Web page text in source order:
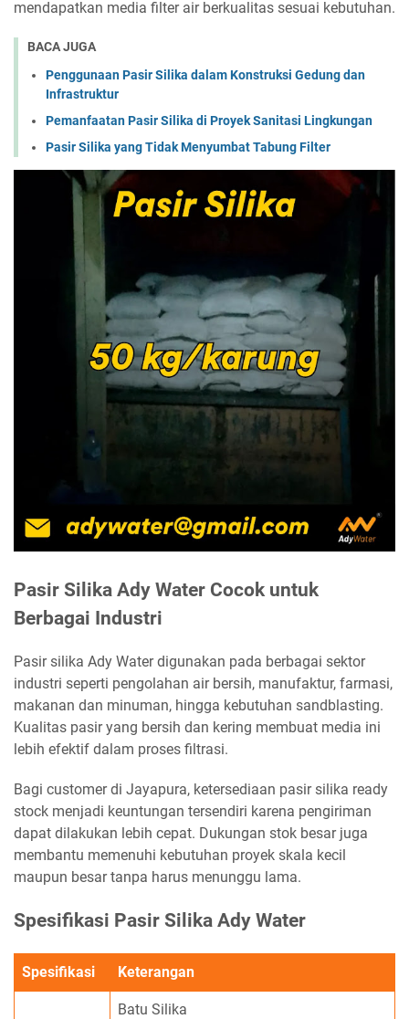
mendapatkan media filter air berkualitas sesuai kebutuhan.
BACA JUGA
Penggunaan Pasir Silika dalam Konstruksi Gedung dan
Infrastruktur
Pemanfaatan Pasir Silika di Proyek Sanitasi Lingkungan
Pasir Silika yang Tidak Menyumbat Tabung Filter
Pasir Silika Ady Water Cocok untuk
Berbagai Industri
Pasir silika Ady Water digunakan pada berbagai sektor
industri seperti pengolahan air bersih, manufaktur, farmasi,
makanan dan minuman, hingga kebutuhan sandblasting.
Kualitas pasir yang bersih dan kering membuat media ini
lebih efektif dalam proses filtrasi.
Bagi customer di Jayapura, ketersediaan pasir silika ready
stock menjadi keuntungan tersendiri karena pengiriman
dapat dilakukan lebih cepat. Dukungan stok besar juga
membantu memenuhi kebutuhan proyek skala kecil
maupun besar tanpa harus menunggu lama.
Spesifikasi Pasir Silika Ady Water
Spesifikasi Keterangan
Batu Silika